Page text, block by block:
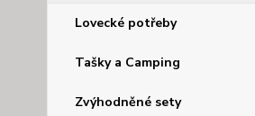
Lovecké potřeby
Tašky a Camping
Zvýhodněné sety